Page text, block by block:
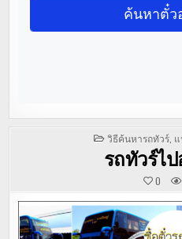
POSTED
IN
วิธีค้นหารถทัวร์
รถทัวร์ไ
0